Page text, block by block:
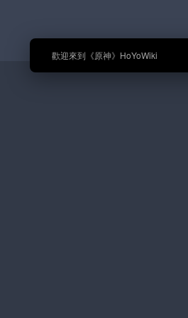
🎉 歡迎來到《原神》HoYoWiki